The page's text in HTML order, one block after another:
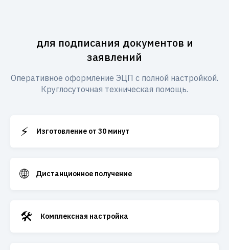
для подписания документов и
заявлений
Оперативное оформление ЭЦП с полной настройкой.
Круглосуточная техническая помощь.
⚡ Изготовление от 30 минут
🌐 Дистанционное получение
🛠️ Комплексная настройка